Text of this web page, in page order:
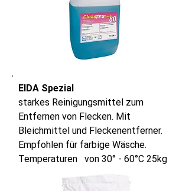
EIDA Spezial
starkes Reinigungsmittel zum
Entfernen von Flecken. Mit
Bleichmittel und Fleckenentferner.
Empfohlen für farbige Wäsche.
Temperaturen von 30° - 60°C 25kg